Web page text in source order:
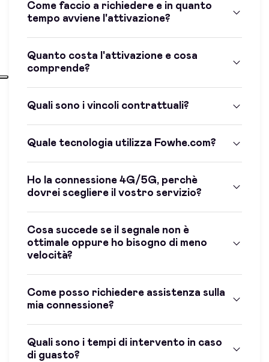
Come faccio a richiedere e in quanto
tempo avviene l'attivazione?
Quanto costa l'attivazione e cosa
comprende?
Quali sono i vincoli contrattuali?
Quale tecnologia utilizza Fowhe.com?
Ho la connessione 4G/5G, perchè
dovrei scegliere il vostro servizio?
Cosa succede se il segnale non è
ottimale oppure ho bisogno di meno
velocità?
Come posso richiedere assistenza sulla
mia connessione?
Quali sono i tempi di intervento in caso
di guasto?